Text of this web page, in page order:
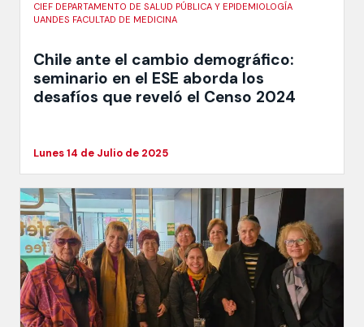
CIEF DEPARTAMENTO DE SALUD PÚBLICA Y EPIDEMIOLOGÍA
UANDES FACULTAD DE MEDICINA
Chile ante el cambio demográfico:
seminario en el ESE aborda los
desafíos que reveló el Censo 2024
Lunes 14 de Julio de 2025